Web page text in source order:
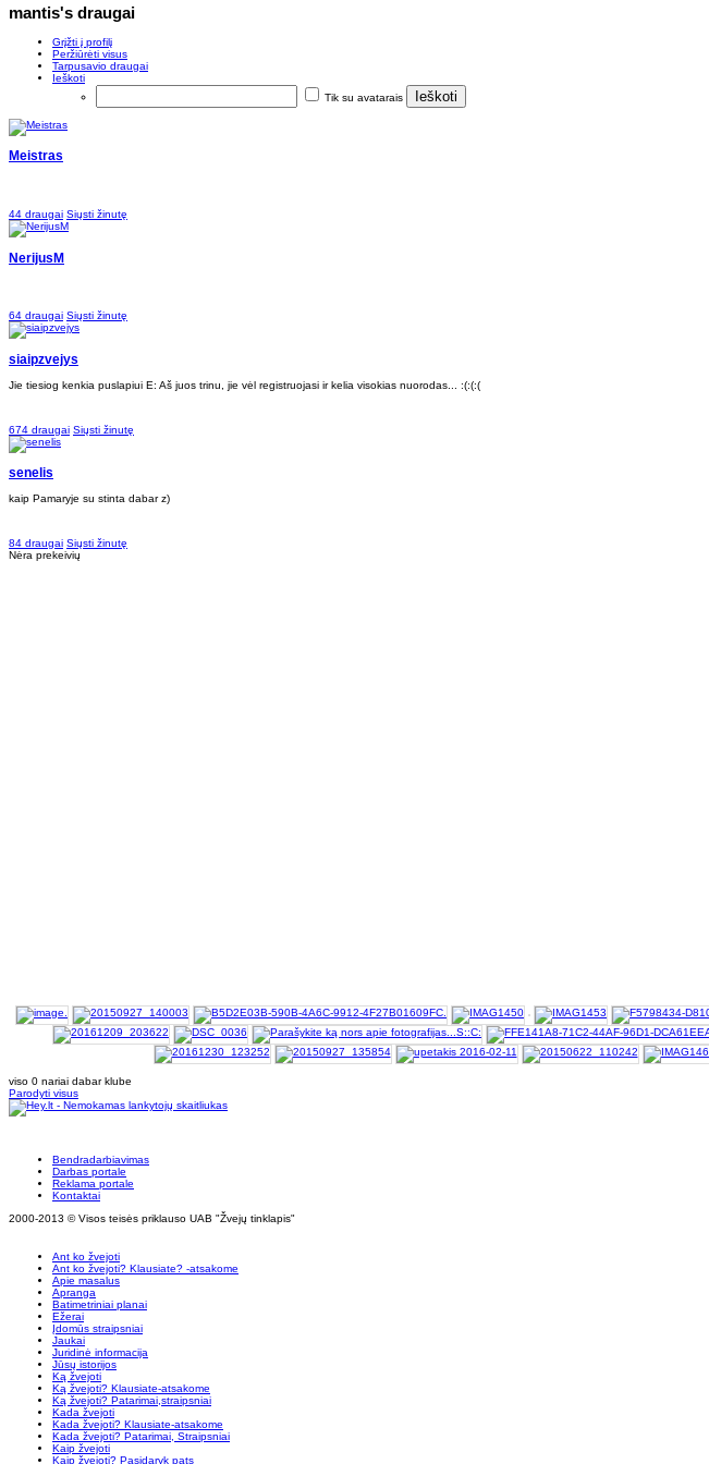
mantis's draugai
Grįžti į profilį
Peržiūrėti visus
Tarpusavio draugai
Ieškoti
Tik su avatarais
Meistras
44 draugai Siųsti žinutę
NerijusM
64 draugai Siųsti žinutę
siaipzvejys
Jie tiesiog kenkia puslapiui E: Aš juos trinu, jie vėl registruojasi ir kelia visokias nuorodas... :(:(:(
674 draugai Siųsti žinutę
senelis
kaip Pamaryje su stinta dabar z)
84 draugai Siųsti žinutę
Nėra prekeivių
viso 0 nariai dabar klube
Parodyti visus
Bendradarbiavimas
Darbas portale
Reklama portale
Kontaktai
2000-2013 © Visos teisės priklauso UAB "Žvejų tinklapis"
Ant ko žvejoti
Ant ko žvejoti? Klausiate? -atsakome
Apie masalus
Apranga
Batimetriniai planai
Ežerai
Įdomūs straipsniai
Jaukai
Juridinė informacija
Jūsų istorijos
Ką žvejoti
Ką žvejoti? Klausiate-atsakome
Ką žvejoti? Patarimai,straipsniai
Kada žvejoti
Kada žvejoti? Klausiate-atsakome
Kada žvejoti? Patarimai, Straipsniai
Kaip žvejoti
Kaip žvejoti? Pasidaryk pats